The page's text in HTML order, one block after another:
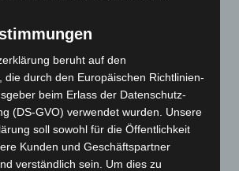
beschädigt
nach Abschaltung von
Market“ erhoben
beruht auf den
die durch den Europäischen Richtlinien-
beim Erlass der Datenschutz-
(DS-GVO) verwendet wurden. Unsere
soll sowohl für die Öffentlichkeit
Kunden und Geschäftspartner
verständlich sein. Um dies zu